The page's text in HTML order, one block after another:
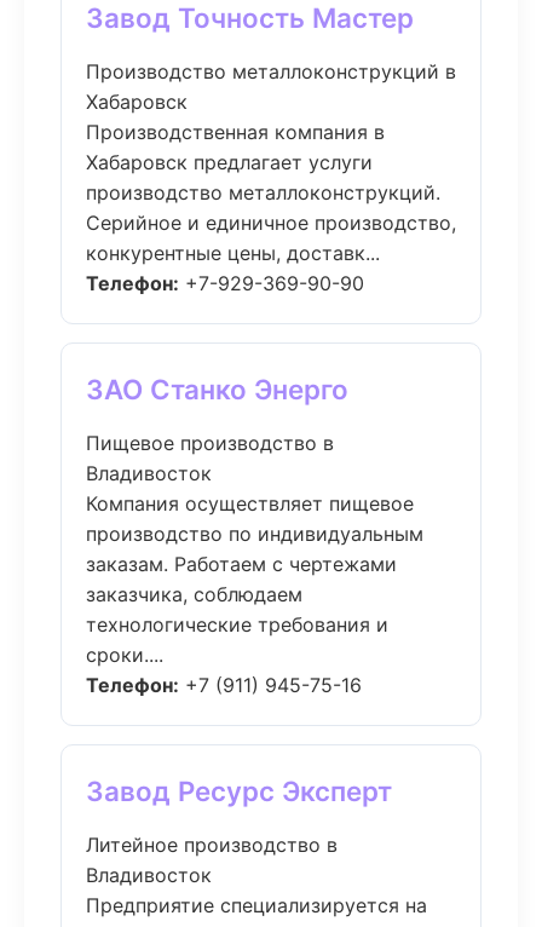
Завод Точность Мастер
Производство металлоконструкций в
Хабаровск
Производственная компания в
Хабаровск предлагает услуги
производство металлоконструкций.
Серийное и единичное производство,
конкурентные цены, доставк...
Телефон: +7-929-369-90-90
ЗАО Станко Энерго
Пищевое производство в
Владивосток
Компания осуществляет пищевое
производство по индивидуальным
заказам. Работаем с чертежами
заказчика, соблюдаем
технологические требования и
сроки....
Телефон: +7 (911) 945-75-16
Завод Ресурс Эксперт
Литейное производство в
Владивосток
Предприятие специализируется на